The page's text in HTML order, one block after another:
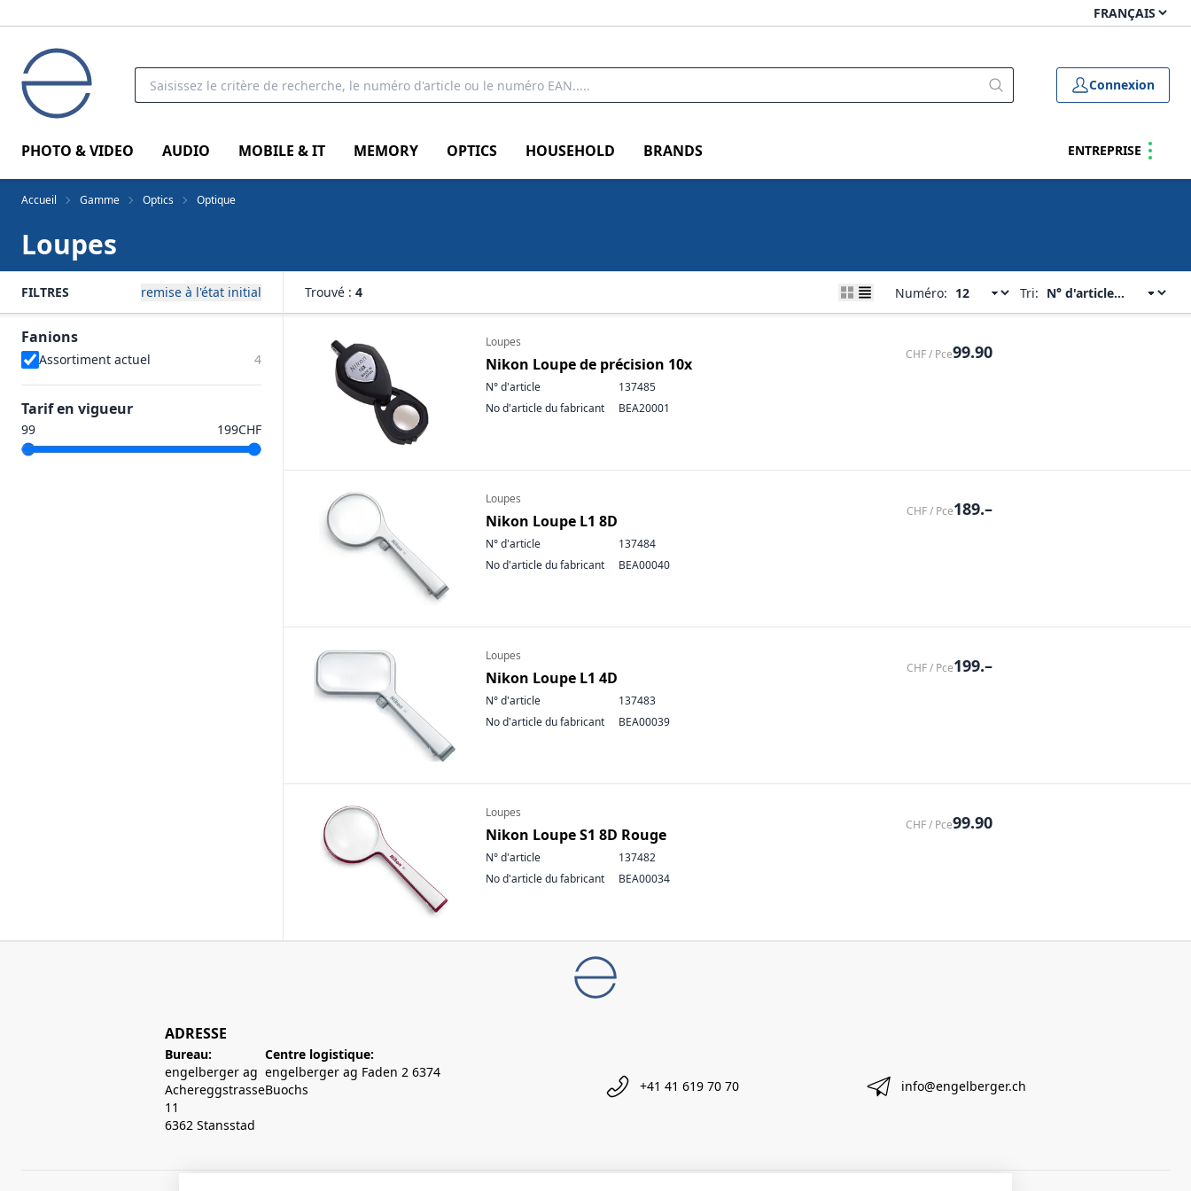
Connexion
PHOTO & VIDEO AUDIO MOBILE & IT MEMORY OPTICS HOUSEHOLD BRANDS ENTREPRISE
Accueil Gamme Optics Optique
Loupes
FILTRES remise à l'état initial
Fanions
Assortiment actuel 4
Tarif en vigueur
CHF
Trouvé : 4 Numéro: Tri:
Loupes
Nikon Loupe de précision 10x
N° d'article
137485
No d'article du fabricant
BEA20001
CHF / Pce99.90
Loupes
Nikon Loupe L1 8D
N° d'article
137484
No d'article du fabricant
BEA00040
CHF / Pce189.–
Loupes
Nikon Loupe L1 4D
N° d'article
137483
No d'article du fabricant
BEA00039
CHF / Pce199.–
Loupes
Nikon Loupe S1 8D Rouge
N° d'article
137482
No d'article du fabricant
BEA00034
CHF / Pce99.90
ADRESSE
Bureau:
engelberger ag
Achereggstrasse
11
6362 Stansstad
Centre logistique:
engelberger ag Faden 2 6374
Buochs
+41 41 619 70 70 info@engelberger.ch